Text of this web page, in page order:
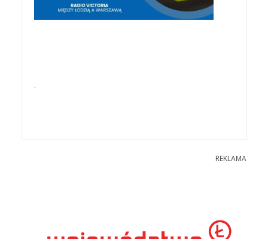
.
REKLAMA